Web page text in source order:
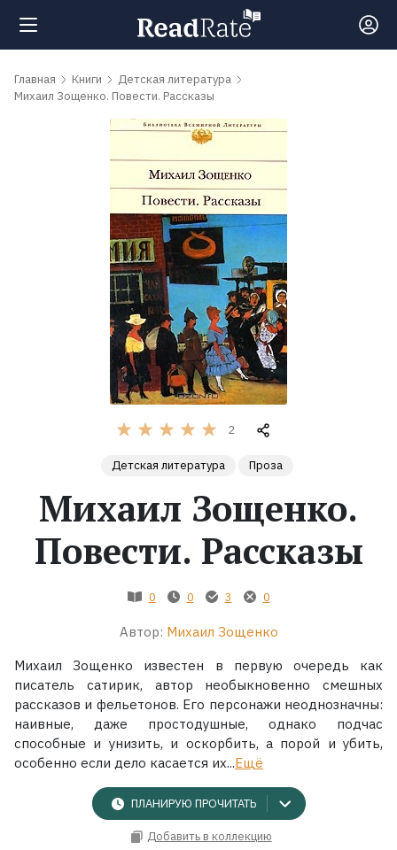
Поиск
обсуждаемые
Главная Книги
Детская литература
Михаил Зощенко. Повести. Рассказы
2
Детская литература Проза
Михаил Зощенко.
Повести. Рассказы
0 0 3 0
Автор: Михаил Зощенко
Михаил Зощенко известен в первую очередь как
писатель сатирик, автор необыкновенно смешных
рассказов и фельетонов. Его персонажи неоднозначны:
наивные, даже простодушные, однако подчас
способные и унизить, и оскорбить, а порой и убить,
особенно если дело касается их...Ещё
ПЛАНИРУЮ ПРОЧИТАТЬ
Добавить в коллекцию